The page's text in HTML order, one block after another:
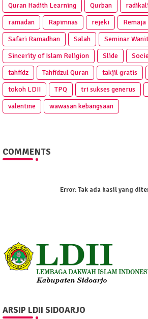
Quran Hadith Learning
Qurban
ramadan
Rapimnas rejeki Remaja
Safari Ramadhan
Salah Seminar
Sincerity of Islam Religion
Slide
tahfidz
Tahfidzul Quran takjil gratis
tokoh LDII
TPQ tri sukses generus
valentine
wawasan kebangsaan
COMMENTS
Error:Tak ada hasil yang
ARSIP LDII SIDOARJO